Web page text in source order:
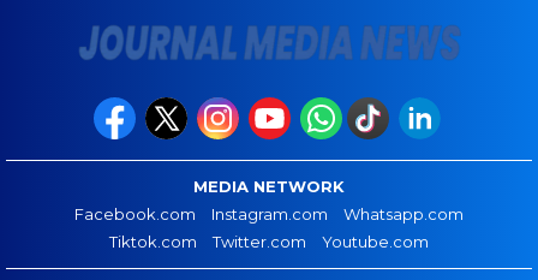
MEDIA NETWORK
Facebook.com
Instagram.com
Whatsapp.com
Tiktok.com
Twitter.com Youtube.com